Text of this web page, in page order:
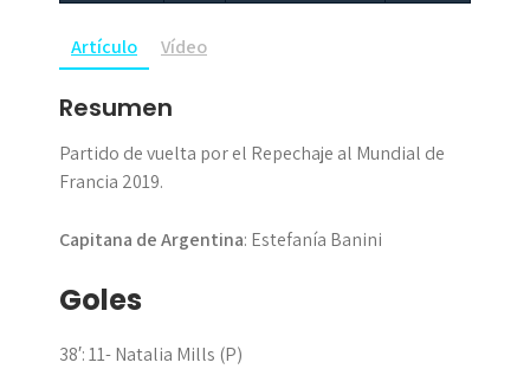
Artículo Vídeo
Resumen
Partido de vuelta por el Repechaje al Mundial de
Francia 2019.
Capitana de Argentina: Estefanía Banini
Goles
38′: 11- Natalia Mills (P)